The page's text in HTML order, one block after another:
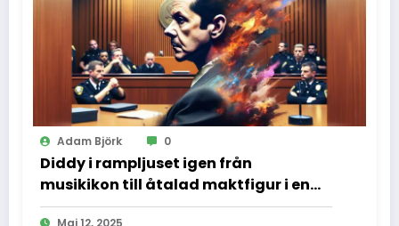
Adam Björk 0
Diddy i rampljuset igen från
musikikon till åtalad maktfigur i en
dramatisk rättssal
Maj 12, 2025